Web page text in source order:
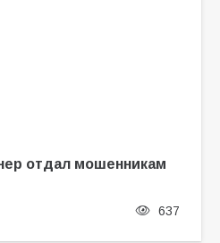
отдал мошенникам
637